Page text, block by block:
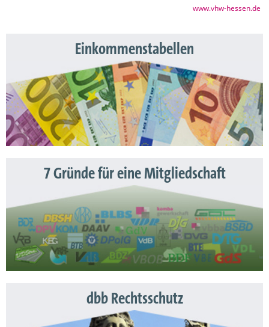
www.vhw-hessen.de
Einkommenstabellen
7 Gründe für eine Mitgliedschaft
dbb Rechtsschutz